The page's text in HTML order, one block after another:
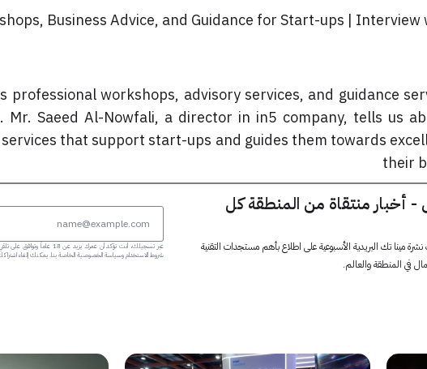
Business Advice, and Guidance for Start-ups | Interview
professional workshops, advisory services, and guidance
Mr. Saeed Al-Nowfali, a director in in5 company, tells us
services that support start-ups and guides them towards
their
أخبار منتقاة من المنطقة كل
نشرة مينا تك البريدية الأسبوعية على اطلاع بأهم مستجدات التقنية
في المنطقة والعالم.
عبر تسجيلك، أنت تؤكد أن عمرك
شروط الاستخدام وسياسة الخصوصية الخاصة بنا. يمكنك إلغاء